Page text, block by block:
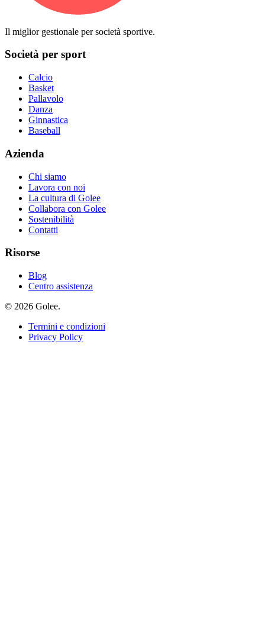
Il miglior gestionale per società sportive.
Società per sport
Calcio
Basket
Pallavolo
Danza
Ginnastica
Baseball
Azienda
Chi siamo
Lavora con noi
La cultura di Golee
Collabora con Golee
Sostenibilità
Contatti
Risorse
Blog
Centro assistenza
© 2026 Golee.
Termini e condizioni
Privacy Policy